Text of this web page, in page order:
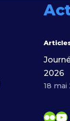
2026
18 mai